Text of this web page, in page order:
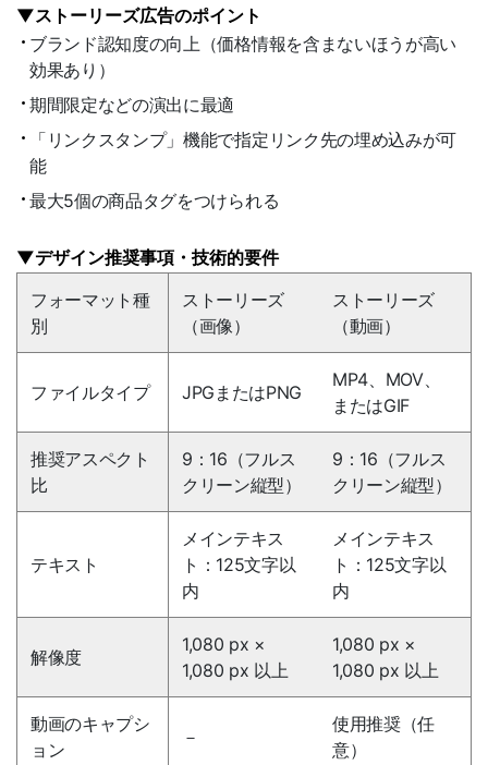
▼ストーリーズ広告のポイント
ブランド認知度の向上（価格情報を含まないほうが高い
効果あり）
期間限定などの演出に最適
「リンクスタンプ」機能で指定リンク先の埋め込みが可
能
最大5個の商品タグをつけられる
▼デザイン推奨事項・技術的要件
フォーマット種
別
ストーリーズ
（画像）
ストーリーズ
（動画）
ファイルタイプ JPGまたはPNG
MP4、MOV、
またはGIF
推奨アスペクト
比
9：16（フルス
クリーン縦型）
9：16（フルス
クリーン縦型）
テキスト
メインテキス
ト：125文字以
内
メインテキス
ト：125文字以
内
解像度
1,080 px ×
1,080 px 以上
1,080 px ×
1,080 px 以上
動画のキャプシ
ョン
－
使用推奨（任
意）